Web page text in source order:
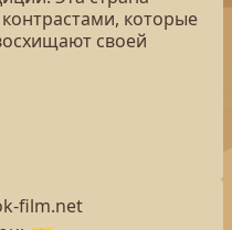
которые
своей
film.net